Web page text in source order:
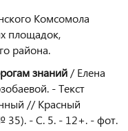
Комсомола
площадок,
района.
знаний / Елена
- Текст
// Красный
35). - С. 5. - 12+. - фот.